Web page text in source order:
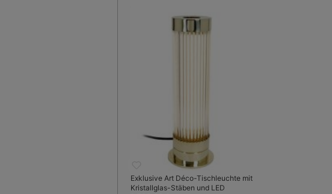
Exklusive Art Déco-Tischleuchte mit
Kristallglas-Stäben und LED